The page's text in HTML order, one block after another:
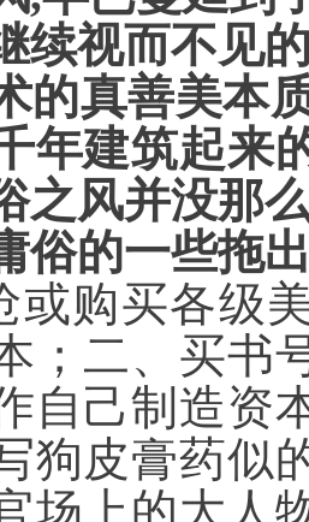
续视而不见
的真善美本
年建筑起来
之风并没那
俗的一些拖
或购买各级
；二、买书
自己制造资
狗皮膏药似
场上的大人